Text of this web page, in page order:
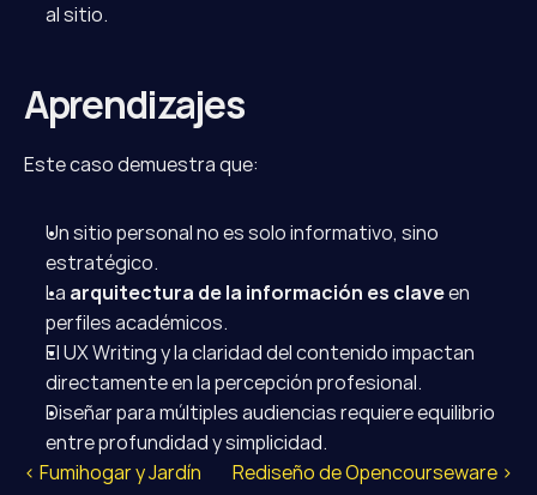
al sitio.
Aprendizajes
Este caso demuestra que:
Un sitio personal no es solo informativo, sino
estratégico.
La arquitectura de la información es clave en
perfiles académicos.
El UX Writing y la claridad del contenido impactan
directamente en la percepción profesional.
Diseñar para múltiples audiencias requiere equilibrio
entre profundidad y simplicidad.
‹ Fumihogar y Jardín
Rediseño de Opencourseware ›